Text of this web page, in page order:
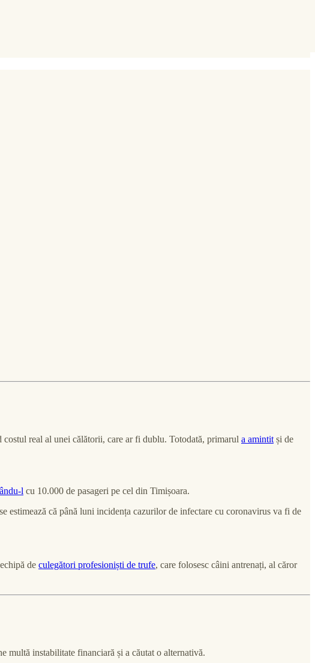
real al unei călătorii, care ar fi dublu. Totodată, primarul a amintit și de
l cu 10.000 de pasageri pe cel din Timișoara.
că până luni incidența cazurilor de infectare cu coronavirus va fi de
de culegători profesioniști de trufe, care folosesc câini antrenați, al căror
multă instabilitate financiară și a căutat o alternativă.